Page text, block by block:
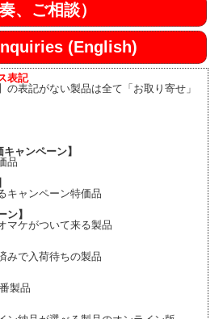
、ご相談）
(English)
表記
の表記がない製品は全て「お取り寄せ」
ャンペーン】
品
キャンペーン特価品
ン】
マケがついて来る製品
みで入荷待ちの製品
製品